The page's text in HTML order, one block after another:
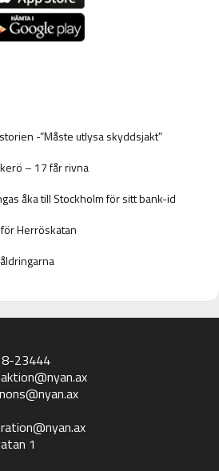
-”Måste utlysa skyddsjakt”
– 17 får rivna
åka till Stockholm för sitt bank-id
Herröskatan
23444
1